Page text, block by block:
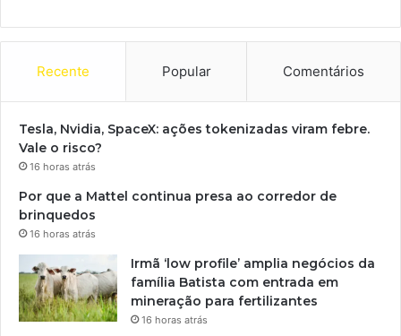
Recente Popular Comentários
Tesla, Nvidia, SpaceX: ações tokenizadas viram febre.
Vale o risco?
16 horas atrás
Por que a Mattel continua presa ao corredor de
brinquedos
16 horas atrás
Irmã ‘low profile’ amplia negócios da
família Batista com entrada em
mineração para fertilizantes
16 horas atrás